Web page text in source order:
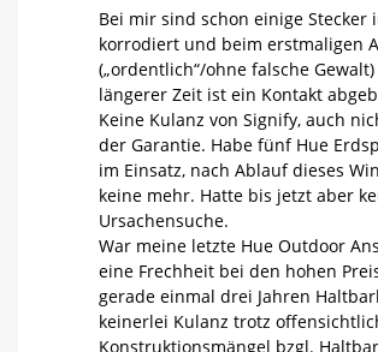
Bei mir sind schon einige Stecker
korrodiert und beim erstmaligen
(„ordentlich“/ohne falsche
längerer Zeit ist ein Kontakt
Keine Kulanz von Signify, auch
der Garantie. Habe fünf Hue
im Einsatz, nach Ablauf dieses
keine mehr. Hatte bis jetzt aber
Ursachensuche.
War meine letzte Hue Outdoor
eine Frechheit bei den hohen
gerade einmal drei Jahren
keinerlei Kulanz trotz
Konstruktionsmängel bzgl.